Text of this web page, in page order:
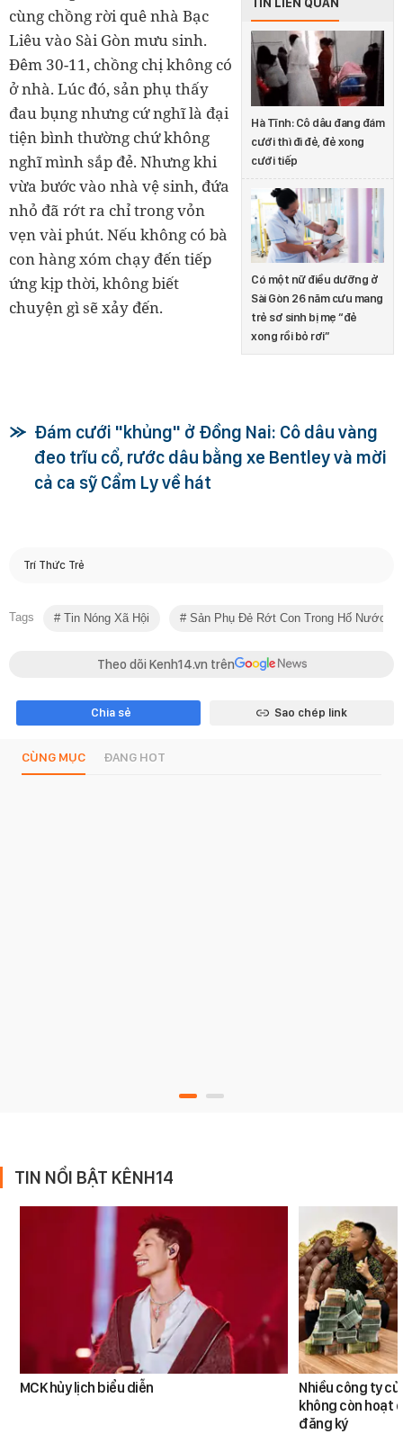
TIN LIÊN QUAN
Hà Tĩnh: Cô dâu đang đám
cưới thì đi đẻ, đẻ xong
cưới tiếp
Có một nữ điều dưỡng ở
Sài Gòn 26 năm cưu mang
trẻ sơ sinh bị mẹ “đẻ
xong rồi bỏ rơi”
cùng chồng rời quê nhà Bạc
Liêu vào Sài Gòn mưu sinh.
Đêm 30-11, chồng chị không có
ở nhà. Lúc đó, sản phụ thấy
đau bụng nhưng cứ nghĩ là đại
tiện bình thường chứ không
nghĩ mình sắp đẻ. Nhưng khi
vừa bước vào nhà vệ sinh, đứa
nhỏ đã rớt ra chỉ trong vỏn
vẹn vài phút. Nếu không có bà
con hàng xóm chạy đến tiếp
ứng kịp thời, không biết
chuyện gì sẽ xảy đến.
Đám cưới "khủng" ở Đồng Nai: Cô dâu vàng
đeo trĩu cổ, rước dâu bằng xe Bentley và mời
cả ca sỹ Cẩm Ly về hát
Trí Thức Trẻ
Tags Tin Nóng Xã Hội Sản Phụ Đẻ Rớt Con Trong Hố Nước
Theo dõi Kenh14.vn trên
Chia sẻ Sao chép link
CÙNG MỤC ĐANG HOT
TIN NỔI BẬT KÊNH14
MCK hủy lịch biểu diễn
Nhiều công ty
không còn hoạt
đăng ký